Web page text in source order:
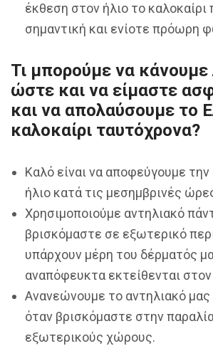
έκθεση στον ήλιο το καλοκαίρι
σημαντική και ενίοτε πρόωρη
Τι μπορούμε να κάνουμε
ώστε και να είμαστε
και να απολαύσουμε το
καλοκαίρι ταυτόχρονα?
Καλό είναι να αποφεύγουμε
ήλιο κατά τις μεσημβρινές
Χρησιμοποιούμε αντηλιακό
βρισκόμαστε σε εξωτερικό
υπάρχουν μέρη του δέρματός
αναπόφευκτα εκτείθενται στον
Ανανεώνουμε το αντηλιακό
όταν βρισκόμαστε στην
εξωτερικούς χώρους.